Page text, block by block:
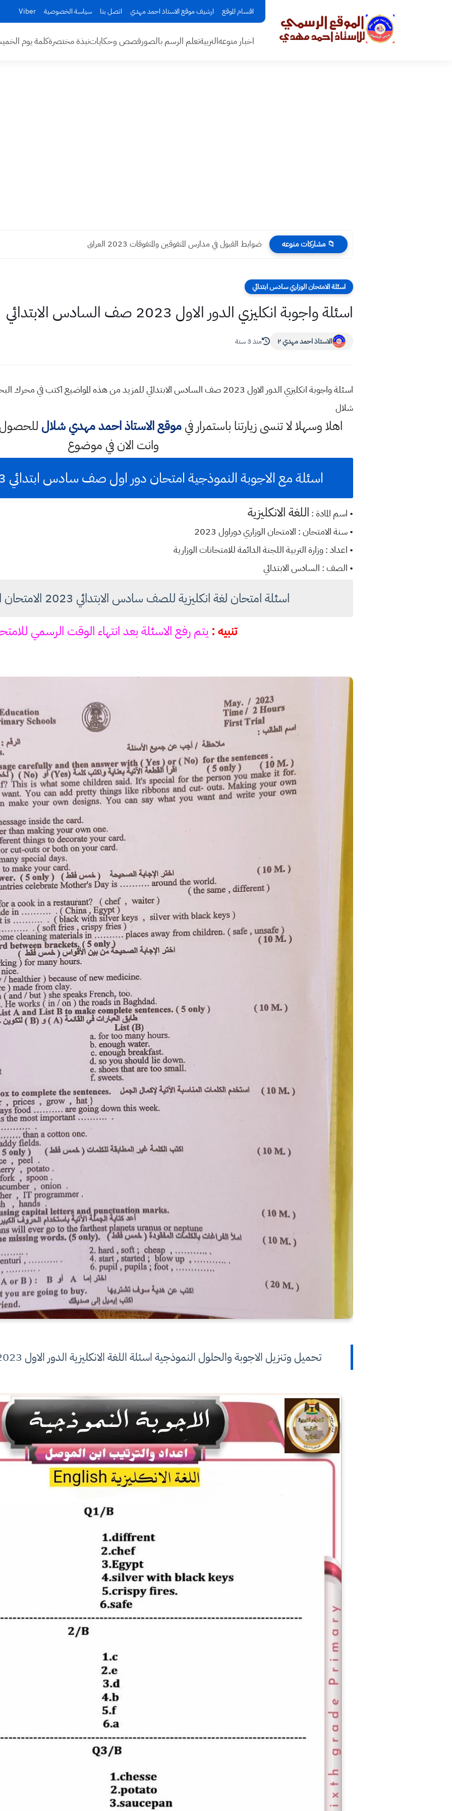
اقسام الموقع ارشيف موقع الاستاذ احمد مهدي اتصل بنا سياسة الخصوصية Viber
اخبار منوعهالتربيةتعلم الرسم بالصورقصص وحكاياتنبذة مختصرةكلمة يوم
📁 مشاركات منوعه ضوابط القبول في مدارس المتفوقين والمتفوقات 2023 العراق
اسئلة الامتحان الوزاري سادس ابتدائي
اسئلة واجوبة انكليزي الدور الاول 2023 صف السادس الابتدائي
الاستاذ احمد مهدي ٢ منذ 3 سنة
اسئلة واجوبة انكليزي الدور الاول 2023 صف السادس الابتدائي للمزيد من هذه المواضيع
شلال
اهلا وسهلالا تنسى زيارتنا باستمرار فيموقع الاستاذ احمد مهدي شلال
وانت الان في موضوع
اسئلة مع الاجوبة النموذجية امتحان دور اول صف سادس ابتدائي 2023 مادة الانكليزي
• اسم المادة : اللغة الانكليزية
• سنة الامتحان : الامتحان الوزاري دوراول 2023
• اعداد : وزارة التربية اللجنة الدائمة للامتحانات الوزارية
• الصف : السادس الابتدائي
اسئلة امتحان لغة انكليزية للصف سادس الابتدائي 2023 الامتحان الوزاري دور اول
تنبيه : يتم رفع الاسئلة بعد انتهاء الوقت الرسمي
تحميل وتنزيل الاجوبة والحلول النموذجية اسئلة اللغة الانكليزية الدور الاول 2023 صف السادس الابتدائي